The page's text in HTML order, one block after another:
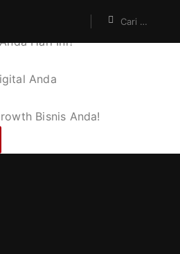
Hari Ini?
Anda
Bisnis Anda!